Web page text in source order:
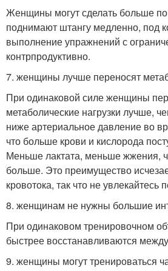
Женщины могут сделать больше
поднимают штангу медленно, под
выполнение упражнений с
контрпродуктивно.
7. женщины лучше переносят
При одинаковой силе женщины
метаболические нагрузки лучше,
ниже артериальное давление во
что больше крови и кислорода
Меньше лактата, меньше жжения,
больше. Это преимущество
кровотока, так что не
8. женщинам не нужны большие
При одинаковом тренировочном
быстрее восстанавливаются
9. женщины могут тренироваться